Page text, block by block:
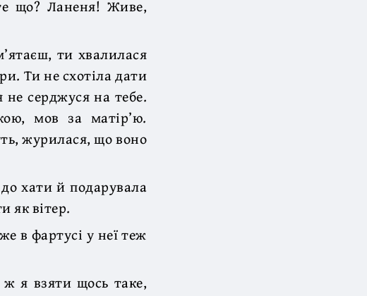
що? Ланеня! Живе,
ти хвалилася
Ти не схотіла дати
серджуся на тебе.
мов за матір’ю.
журилася, що воно
хати й подарувала
як вітер.
в фартусі у неї теж
я взяти щось таке,